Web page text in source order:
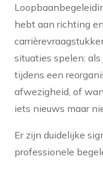
hebt aan richting
situaties spelen:
tijdens een
afwezigheid, of
iets nieuws maar
Er zijn duidelijke
professionele